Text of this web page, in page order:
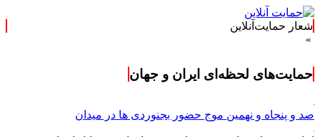
شعار حمایت‌آنلاین
حمایت‌های لحظه‌ای ایران و جهان
صد و پنجاه و نهمین موج حضور بجنوردی ها در میدان